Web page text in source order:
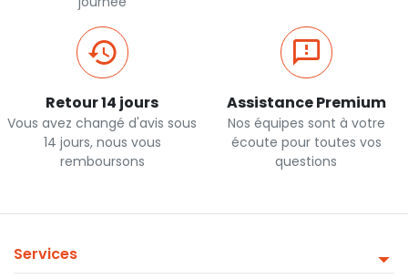
Retour 14 jours
Vous avez changé d'avis sous
14 jours, nous vous
remboursons
Assistance Premium
Nos équipes sont à votre
écoute pour toutes vos
questions
Services